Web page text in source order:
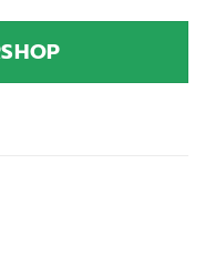
ist:
719,27 €.